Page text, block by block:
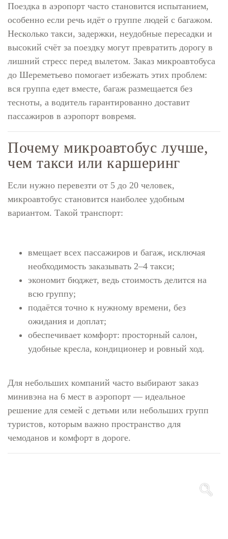
Поездка в аэропорт часто становится испытанием,
особенно если речь идёт о группе людей с багажом.
Несколько такси, задержки, неудобные пересадки и
высокий счёт за поездку могут превратить дорогу в
лишний стресс перед вылетом. Заказ микроавтобуса
до Шереметьево помогает избежать этих проблем:
вся группа едет вместе, багаж размещается без
тесноты, а водитель гарантированно доставит
пассажиров в аэропорт вовремя.
Почему микроавтобус лучше,
чем такси или каршеринг
Если нужно перевезти от 5 до 20 человек,
микроавтобус становится наиболее удобным
вариантом. Такой транспорт:
вмещает всех пассажиров и багаж, исключая
необходимость заказывать 2–4 такси;
экономит бюджет, ведь стоимость делится на
всю группу;
подаётся точно к нужному времени, без
ожидания и доплат;
обеспечивает комфорт: просторный салон,
удобные кресла, кондиционер и ровный ход.
Для небольших компаний часто выбирают заказ
минивэна на 6 мест в аэропорт — идеальное
решение для семей с детьми или небольших групп
туристов, которым важно пространство для
чемоданов и комфорт в дороге.